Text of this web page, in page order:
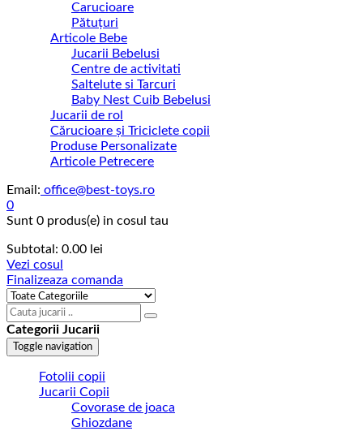
Carucioare
Pătuțuri
Articole Bebe
Jucarii Bebelusi
Centre de activitati
Saltelute si Tarcuri
Baby Nest Cuib Bebelusi
Jucarii de rol
Cărucioare și Triciclete copii
Produse Personalizate
Articole Petrecere
Email: office@best-toys.ro
0
Sunt 0 produs(e) in cosul tau
Subtotal: 0.00 lei
Vezi cosul
Finalizeaza comanda
Categorii Jucarii
Toggle navigation
Fotolii copii
Jucarii Copii
Covorase de joaca
Ghiozdane